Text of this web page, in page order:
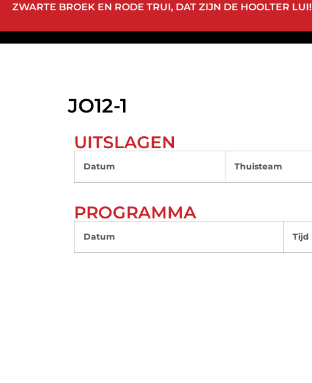
ZWARTE BROEK EN RODE TRUI, DAT ZIJN DE HOOLTER LUI!
JO12-1
UITSLAGEN
Datum Thuisteam
PROGRAMMA
Datum Tijd